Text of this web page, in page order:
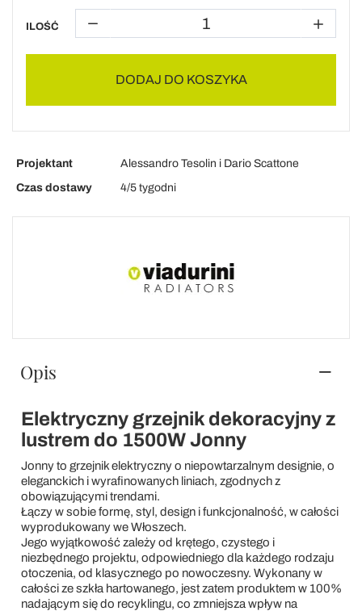
ILOŚĆ
DODAJ DO KOSZYKA
Projektant
Alessandro Tesolin i Dario Scattone
Czas dostawy
4/5 tygodni
Opis
Elektryczny grzejnik dekoracyjny z
lustrem do 1500W Jonny
Jonny to grzejnik elektryczny o niepowtarzalnym designie, o
eleganckich i wyrafinowanych liniach, zgodnych z
obowiązującymi trendami.
Łączy w sobie formę, styl, design i funkcjonalność, w całości
wyprodukowany we Włoszech.
Jego wyjątkowość zależy od krętego, czystego i
niezbędnego projektu, odpowiedniego dla każdego rodzaju
otoczenia, od klasycznego po nowoczesny. Wykonany w
całości ze szkła hartowanego, jest zatem produktem w 100%
nadającym się do recyklingu, co zmniejsza wpływ na